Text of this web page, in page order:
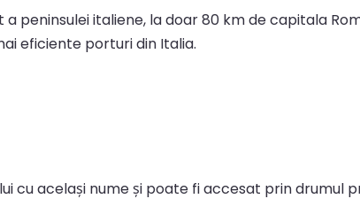
peninsulei italiene, la doar 80 km de capitala
eficiente porturi din Italia.
același nume și poate fi accesat prin drumul